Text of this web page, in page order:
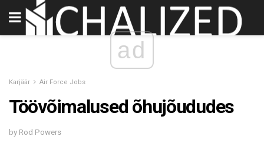
ad
Karjäär Air Force Jobs
Töövõimalused õhujõududes
by Rod Powers